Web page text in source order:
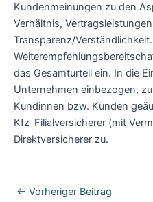
Kundenmeinungen zu den
Verhältnis,
Transparenz/
das Gesamturteil ein. In die
Unternehmen einbezogen,
Kundinnen bzw. Kunden
Kfz-Filialversicherer (mit
Direktversicherer zu.
← Vorheriger Beitrag